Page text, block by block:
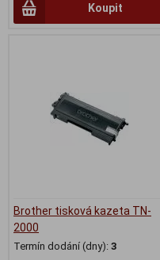
Koupit
Brother tisková kazeta TN-
2000
Termín dodání (dny): 3